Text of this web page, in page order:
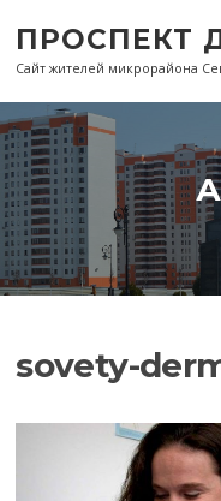
содержанию
ПРОСПЕКТ
Сайт жителей микрорайона
sovety-